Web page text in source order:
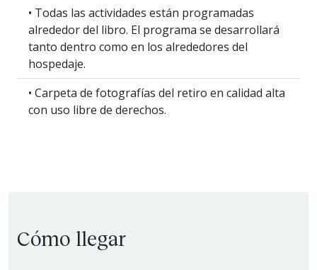
• Todas las actividades están programadas
alrededor del libro. El programa se desarrollará
tanto dentro como en los alrededores del
hospedaje.
• Carpeta de fotografías del retiro en calidad alta
con uso libre de derechos.
Cómo llegar